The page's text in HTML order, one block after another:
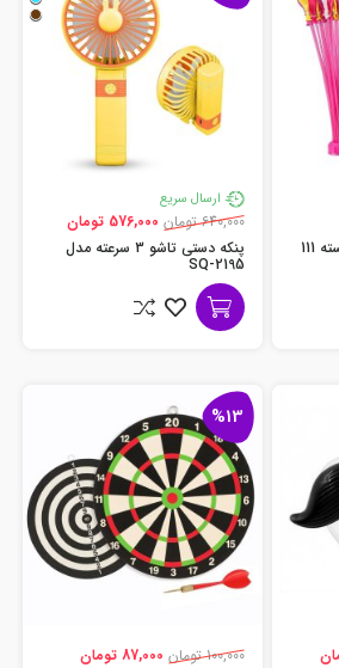
بادکنک آب بازی کودکان بسته 111
ارسال سریع
640,000 تومان
576,000 تومان
پنکه دستی تاشو 3 سرعته مدل
SQ-2195
%13
100,000 تومان
87,000 تومان